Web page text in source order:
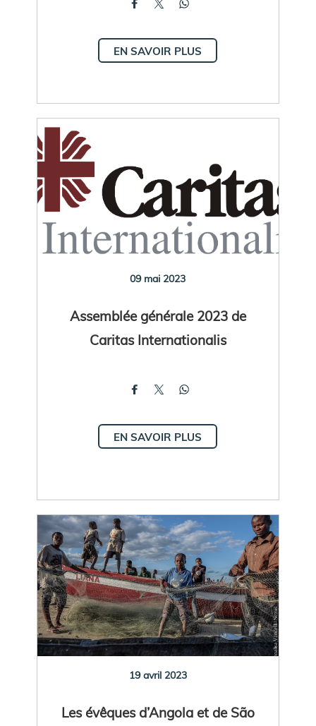
EN SAVOIR PLUS
09 mai 2023
Assemblée générale 2023 de
Caritas Internationalis
EN SAVOIR PLUS
19 avril 2023
Les évêques d’Angola et de São